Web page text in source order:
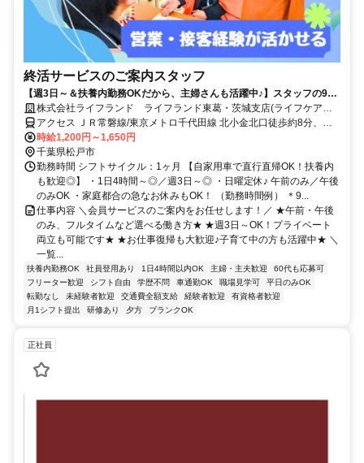
終活サービスのご案内スタッフ
【週3日～＆扶養内勤務OKだから、主婦さんも活躍中♪】スタッフの9割
が女性/子育てが落ち着いた方・社会復帰の方も大歓迎です◎/柔軟なシフ
ト体制・しっかりとしたサポート体制充実で働きやすさもバツグン/フル
タイム希望も大歓迎/マイカーでの直行直帰OK/営業・テレアポ・販売経
験者は即戦力/正社員登用実績もあり◎
株式会社ライフランド ライフランド東葛・茨城支店(ライフケア北
小金)
アクセス ＪＲ常磐線/東京メトロ千代田線 北小金北口徒歩約8分、Ｊ
Ｒ武蔵野常磐連絡線 北小金北口徒歩約8分
時給1,200円～1,650円
千葉県松戸市
勤務時間 シフトサイクル：1ヶ月 【自家用車で直行直帰OK！扶養内
も歓迎◎】 ・1日4時間～◎／週3日～◎ ・日曜定休♪ 午前のみ／午後
のみOK ・家庭都合の急なお休みもOK！ （勤務時間例） ＊9...
仕事内容 ＼会員サービスのご案内をお任せします！／ ★午前・午後
のみ、フルタイムなど選べる働き方★ ★週3日～OK！プライベート
両立も可能です★ ★お仕事復帰も大歓迎♪子育て中の方も活躍中★ ＼
一覧...
扶養内勤務OK 社員登用あり 1日4時間以内OK 主婦・主夫歓迎
60代も応募可
フリーター歓迎
シフト自由 学歴不問 車通勤OK 職場見学可
平日のみOK
転勤なし
未経験者歓迎 交通費全額支給 経験者歓迎
有資格者歓迎
月1シフト提出
研修あり 夕方 ブランクOK
正社員